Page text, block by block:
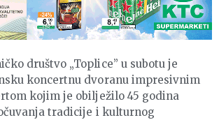
društvo „Toplice” u subotu je
koncertnu dvoranu impresivnim
kojim je obilježilo 45 godina
tradicije i kulturnog